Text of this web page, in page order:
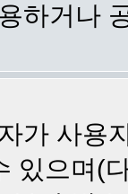
하거나
가 사용
있으며(